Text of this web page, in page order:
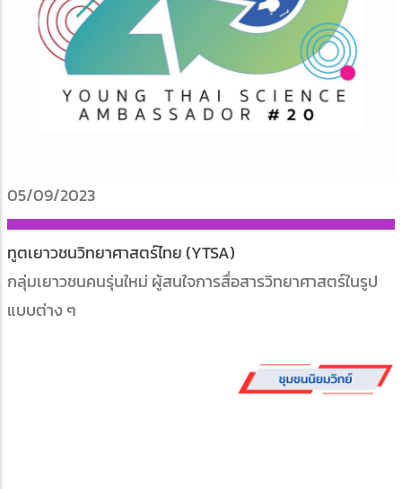
05/09/2023
ทูตเยาวชนวิทยาศาสตร์ไทย (YTSA)
กลุ่มเยาวชนคนรุ่นใหม่ ผู้สนใจการสื่อสารวิทยาศาสตร์ในรูป
แบบต่าง ๆ